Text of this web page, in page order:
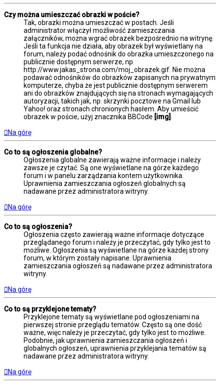
Czy można umieszczać obrazki w poście?
Tak, obrazki można umieszczać w postach. Jeśli
administrator włączył możliwość zamieszczania
załączników, można wgrać obrazek bezpośrednio na witrynę.
Jeśli ta funkcja nie działa, aby obrazek był wyświetlany na
forum, należy podać odnośnik do obrazka umieszczonego na
publicznie dostępnym serwerze, np.
http://www.jakas_strona.com/moj_obrazek.gif. Nie można
podawać odnośników do obrazków zapisanych na prywatnym
komputerze, chyba że jest publicznie dostępnym serwerem
ani do obrazków znajdujących się na stronach wymagających
autoryzacji, takich jak, np. skrzynki pocztowe na Gmail lub
Yahoo! oraz stronach chronionych hasłem. Aby umieścić
obrazek w poście, użyj znacznika BBCode [img].
Na górę
Co to są ogłoszenia globalne?
Ogłoszenia globalne zawierają ważne informacje i należy
zawsze je czytać. Są one wyświetlane na górze każdego
forum i w panelu zarządzania kontem użytkownika.
Uprawnienia zamieszczania ogłoszeń globalnych są
nadawane przez administratora witryny.
Na górę
Co to są ogłoszenia?
Ogłoszenia często zawierają ważne informacje dotyczące
przeglądanego forum i należy je przeczytać, gdy tylko jest to
możliwe. Ogłoszenia są wyświetlane na górze każdej strony
forum, w którym zostały napisane. Uprawnienia
zamieszczania ogłoszeń są nadawane przez administratora
witryny.
Na górę
Co to są przyklejone tematy?
Przyklejone tematy są wyświetlane pod ogłoszeniami na
pierwszej stronie przeglądu tematów. Często są one dość
ważne, więc należy je przeczytać, gdy tylko jest to możliwe.
Podobnie, jak uprawnienia zamieszczania ogłoszeń i
globalnych ogłoszeń, uprawnienia przyklejania tematów są
nadawane przez administratora witryny.
Na górę